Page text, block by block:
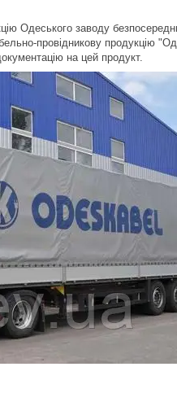
заводу
провідникову продукцію
на цей продукт.